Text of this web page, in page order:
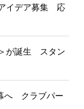
イデア募集 応
が誕生 スタン
へ クラブパー